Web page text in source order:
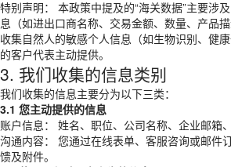
特别声明： 本政策中提及的“海关数据”主要涉
息（如进出口商名称、交易金额、数量、产品
收集自然人的敏感个人信息（如生物识别、健
的客户代表主动提供。
3. 我们收集的信息类别
我们收集的信息主要分为以下三类：
3.1 您主动提供的信息
账户信息： 姓名、职位、公司名称、企业邮箱
沟通内容： 您通过在线表单、客服咨询或邮件
馈及附件。